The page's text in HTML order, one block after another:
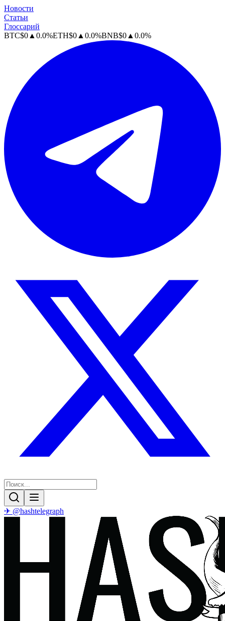
Новости
Статьи
Глоссарий
BTC$0 ▲ 0.0%ETH$0 ▲ 0.0%BNB$0 ▲ 0.0%
✈ @hashtelegraph